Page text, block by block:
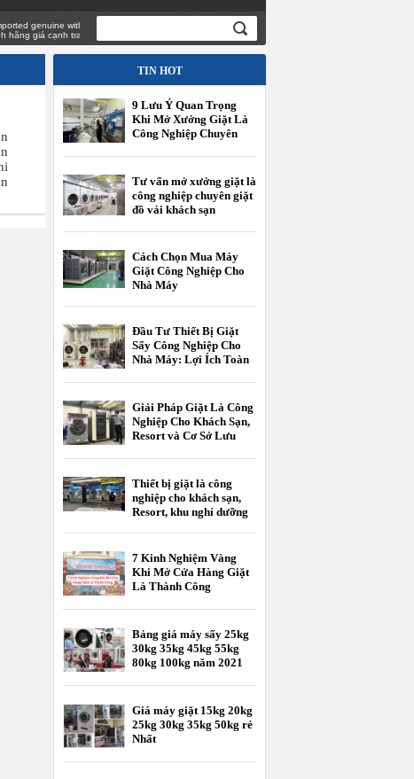
genuine with
giá cạnh tranh
TIN HOT
9 Lưu Ý Quan Trọng
Khi Mở Xưởng Giặt Là
Công Nghiệp Chuyên
Tư vấn mở xưởng giặt là
công nghiệp chuyên giặt
đồ vải khách sạn
Cách Chọn Mua Máy
Giặt Công Nghiệp Cho
Nhà Máy
Đầu Tư Thiết Bị Giặt
Sấy Công Nghiệp Cho
Nhà Máy: Lợi Ích Toàn
Giải Pháp Giặt Là Công
Nghiệp Cho Khách Sạn,
Resort và Cơ Sở Lưu
Thiết bị giặt là công
nghiệp cho khách sạn,
Resort, khu nghỉ dưỡng
7 Kinh Nghiệm Vàng
Khi Mở Cửa Hàng Giặt
Là Thành Công
Bảng giá máy sấy 25kg
30kg 35kg 45kg 55kg
80kg 100kg năm 2021
Giá máy giặt 15kg 20kg
25kg 30kg 35kg 50kg rẻ
Nhất